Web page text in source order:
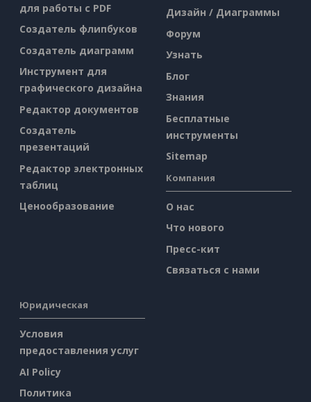
для работы с PDF
Создатель флипбуков
Создатель диаграмм
Инструмент для
графического дизайна
Редактор документов
Создатель
презентаций
Редактор электронных
таблиц
Ценообразование
Дизайн / Диаграммы
Форум
Узнать
Блог
Знания
Бесплатные
инструменты
Sitemap
Компания
О нас
Что нового
Пресс-кит
Связаться с нами
Юридическая
Условия
предоставления услуг
AI Policy
Политика